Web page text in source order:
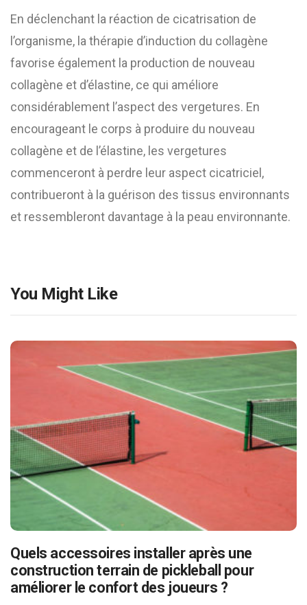
En déclenchant la réaction de cicatrisation de
l’organisme, la thérapie d’induction du collagène
favorise également la production de nouveau
collagène et d’élastine, ce qui améliore
considérablement l’aspect des vergetures. En
encourageant le corps à produire du nouveau
collagène et de l’élastine, les vergetures
commenceront à perdre leur aspect cicatriciel,
contribueront à la guérison des tissus environnants
et ressembleront davantage à la peau environnante.
You Might Like
Quels accessoires installer après une
construction terrain de pickleball pour
améliorer le confort des joueurs ?